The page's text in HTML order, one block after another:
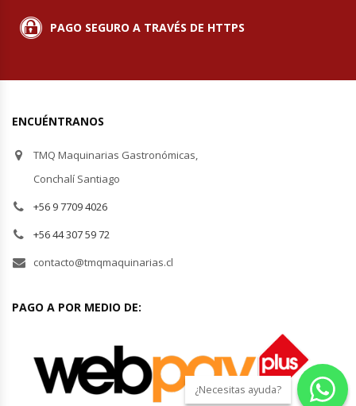
PAGO SEGURO A TRAVÉS DE HTTPS
ENCUÉNTRANOS
TMQ Maquinarias Gastronómicas,
Conchalí Santiago
+56 9 7709 4026
+56 44 307 59 72
contacto@tmqmaquinarias.cl
PAGO A POR MEDIO DE:
¿Necesitas ayuda?